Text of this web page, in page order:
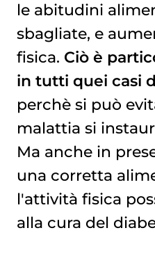
le abitudini
sbagliate, e
fisica. Ciò è
in tutti quei casi
perchè si può
malattia si
Ma anche in
una corretta
l'attività fisica
alla cura del